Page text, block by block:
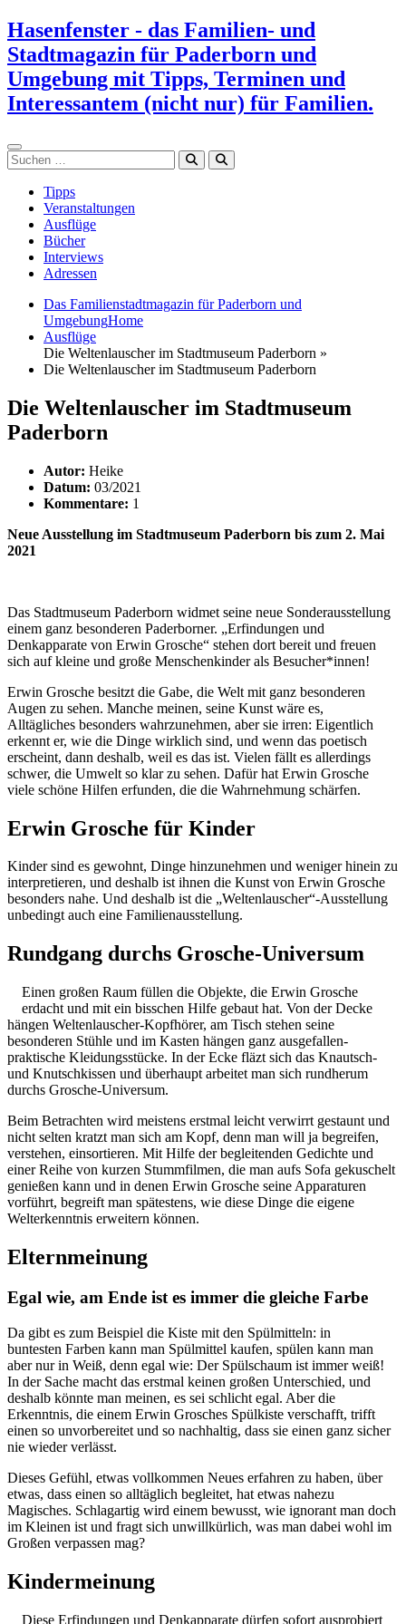
Zum
Inhalt
springen
Hasenfenster - das Familien- und
Stadtmagazin für Paderborn und
Umgebung mit Tipps, Terminen und
Interessantem (nicht nur) für Familien.
Suchen
Tipps
Veranstaltungen
Ausflüge
Bücher
Interviews
Adressen
Das Familienstadtmagazin für Paderborn und
UmgebungHome
Ausflüge
Die Weltenlauscher im Stadtmuseum Paderborn »
Die Weltenlauscher im Stadtmuseum Paderborn
Die Weltenlauscher im Stadtmuseum
Paderborn
Autor: Heike
Datum: 03/2021
Kommentare: 1
Neue Ausstellung im Stadtmuseum Paderborn bis zum 2. Mai
2021
Das Stadtmuseum Paderborn widmet seine neue Sonderausstellung
einem ganz besonderen Paderborner. „Erfindungen und
Denkapparate von Erwin Grosche“ stehen dort bereit und freuen
sich auf kleine und große Menschenkinder als Besucher*innen!
Erwin Grosche besitzt die Gabe, die Welt mit ganz besonderen
Augen zu sehen. Manche meinen, seine Kunst wäre es,
Alltägliches besonders wahrzunehmen, aber sie irren: Eigentlich
erkennt er, wie die Dinge wirklich sind, und wenn das poetisch
erscheint, dann deshalb, weil es das ist. Vielen fällt es allerdings
schwer, die Umwelt so klar zu sehen. Dafür hat Erwin Grosche
viele schöne Hilfen erfunden, die die Wahrnehmung schärfen.
Erwin Grosche für Kinder
Kinder sind es gewohnt, Dinge hinzunehmen und weniger hinein zu
interpretieren, und deshalb ist ihnen die Kunst von Erwin Grosche
besonders nahe. Und deshalb ist die „Weltenlauscher“-Ausstellung
unbedingt auch eine Familienausstellung.
Rundgang durchs Grosche-Universum
Einen großen Raum füllen die Objekte, die Erwin Grosche
erdacht und mit ein bisschen Hilfe gebaut hat. Von der Decke
hängen Weltenlauscher-Kopfhörer, am Tisch stehen seine
besonderen Stühle und im Kasten hängen ganz ausgefallen-
praktische Kleidungsstücke. In der Ecke fläzt sich das Knautsch-
und Knutschkissen und überhaupt arbeitet man sich rundherum
durchs Grosche-Universum.
Beim Betrachten wird meistens erstmal leicht verwirrt gestaunt und
nicht selten kratzt man sich am Kopf, denn man will ja begreifen,
verstehen, einsortieren. Mit Hilfe der begleitenden Gedichte und
einer Reihe von kurzen Stummfilmen, die man aufs Sofa gekuschelt
genießen kann und in denen Erwin Grosche seine Apparaturen
vorführt, begreift man spätestens, wie diese Dinge die eigene
Welterkenntnis erweitern können.
Elternmeinung
Egal wie, am Ende ist es immer die gleiche Farbe
Da gibt es zum Beispiel die Kiste mit den Spülmitteln: in
buntesten Farben kann man Spülmittel kaufen, spülen kann man
aber nur in Weiß, denn egal wie: Der Spülschaum ist immer weiß!
In der Sache macht das erstmal keinen großen Unterschied, und
deshalb könnte man meinen, es sei schlicht egal. Aber die
Erkenntnis, die einem Erwin Grosches Spülkiste verschafft, trifft
einen so unvorbereitet und so nachhaltig, dass sie einen ganz sicher
nie wieder verlässt.
Dieses Gefühl, etwas vollkommen Neues erfahren zu haben, über
etwas, dass einen so alltäglich begleitet, hat etwas nahezu
Magisches. Schlagartig wird einem bewusst, wie ignorant man doch
im Kleinen ist und fragt sich unwillkürlich, was man dabei wohl im
Großen verpassen mag?
Kindermeinung
Diese Erfindungen und Denkapparate dürfen sofort ausprobiert